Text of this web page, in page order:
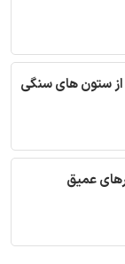
از ستون های سنگی
عمیق